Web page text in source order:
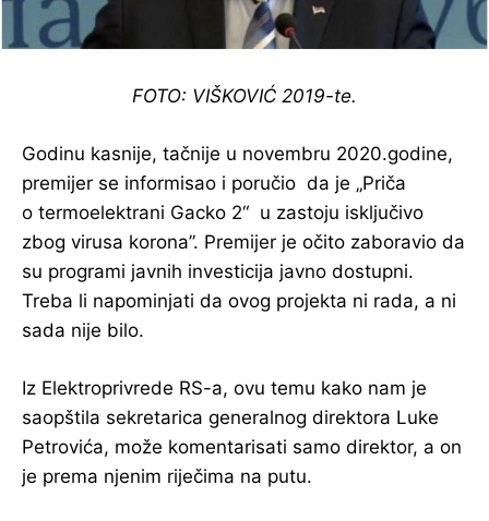
FOTO: VIŠKOVIĆ 2019-te.
Godinu kasnije, tačnije u novembru 2020.godine,
premijer se informisao i poručio da je „Priča
o termoelektrani Gacko 2“ u zastoju isključivo
zbog virusa korona”. Premijer je očito zaboravio da
su programi javnih investicija javno dostupni.
Treba li napominjati da ovog projekta ni rada, a ni
sada nije bilo.
Iz Elektroprivrede RS-a, ovu temu kako nam je
saopštila sekretarica generalnog direktora Luke
Petrovića, može komentarisati samo direktor, a on
je prema njenim riječima na putu.